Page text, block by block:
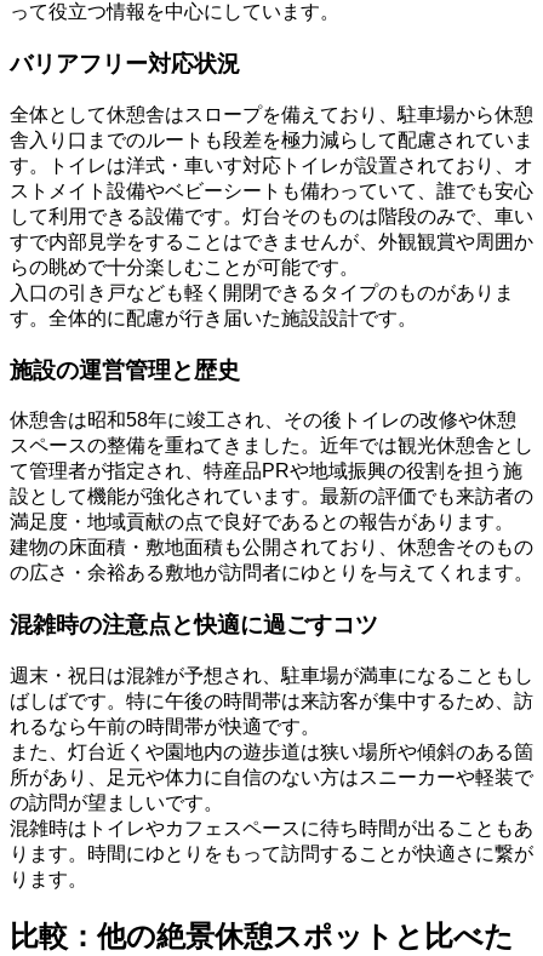
って役立つ情報を中心にしています。
バリアフリー対応状況
全体として休憩舎はスロープを備えており、駐車場から休憩
舎入り口までのルートも段差を極力減らして配慮されていま
す。トイレは洋式・車いす対応トイレが設置されており、オ
ストメイト設備やベビーシートも備わっていて、誰でも安心
して利用できる設備です。灯台そのものは階段のみで、車い
すで内部見学をすることはできませんが、外観観賞や周囲か
らの眺めで十分楽しむことが可能です。
入口の引き戸なども軽く開閉できるタイプのものがありま
す。全体的に配慮が行き届いた施設設計です。
施設の運営管理と歴史
休憩舎は昭和58年に竣工され、その後トイレの改修や休憩
スペースの整備を重ねてきました。近年では観光休憩舎とし
て管理者が指定され、特産品PRや地域振興の役割を担う施
設として機能が強化されています。最新の評価でも来訪者の
満足度・地域貢献の点で良好であるとの報告があります。
建物の床面積・敷地面積も公開されており、休憩舎そのもの
の広さ・余裕ある敷地が訪問者にゆとりを与えてくれます。
混雑時の注意点と快適に過ごすコツ
週末・祝日は混雑が予想され、駐車場が満車になることもし
ばしばです。特に午後の時間帯は来訪客が集中するため、訪
れるなら午前の時間帯が快適です。
また、灯台近くや園地内の遊歩道は狭い場所や傾斜のある箇
所があり、足元や体力に自信のない方はスニーカーや軽装で
の訪問が望ましいです。
混雑時はトイレやカフェスペースに待ち時間が出ることもあ
ります。時間にゆとりをもって訪問することが快適さに繋が
ります。
比較：他の絶景休憩スポットと比べた